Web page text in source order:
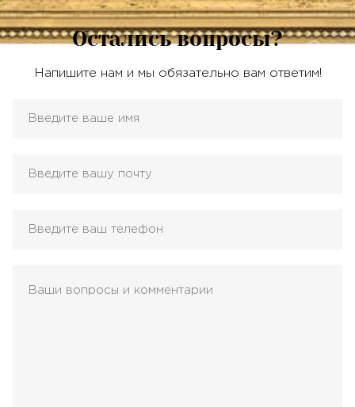
Остались вопросы?
Напишите нам и мы обязательно вам ответим!